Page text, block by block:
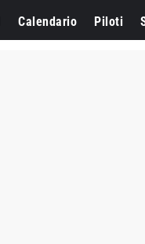
Calendario Piloti